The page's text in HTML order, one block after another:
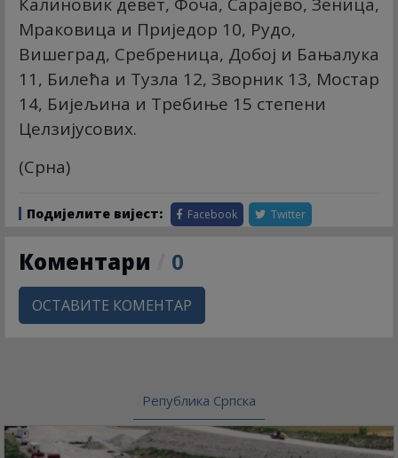
Мраковица и Приједор 10, Рудо,
Вишеград, Сребреница, Добој и Бањалука
11, Билећа и Тузла 12, Зворник 13, Мостар
14, Бијељина и Требиње 15 степени
Целзијусових.
(Срна)
Подијелите вијест: Facebook Twitter
Коментари 0
ОСТАВИТЕ КОМЕНТАР
Република Српска